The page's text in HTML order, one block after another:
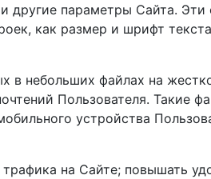
параметры Сайта.
как размер и шрифт
в небольших файлах на
Пользователя. Такие
устройства
на Сайте; повышать